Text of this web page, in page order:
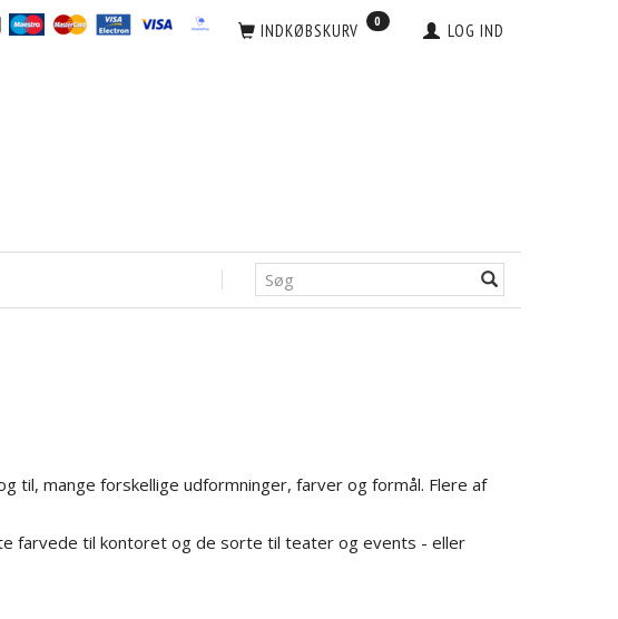
LOG IND
INDKØBSKURV 0
til, mange forskellige udformninger, farver og formål. Flere af
farvede til kontoret og de sorte til teater og events - eller